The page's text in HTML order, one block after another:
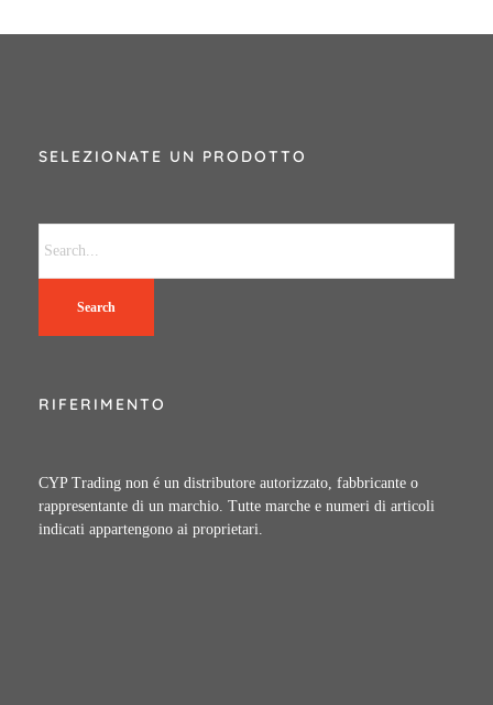
SELEZIONATE UN PRODOTTO
Search
RIFERIMENTO
CYP Trading non é un distributore autorizzato, fabbricante o
rappresentante di un marchio. Tutte marche e numeri di articoli
indicati appartengono ai proprietari.